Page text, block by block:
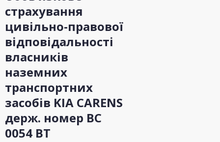
страхування
цивільно-правової
відповідальності
власників
наземних
транспортних
засобів KIA CARENS
держ. номер ВС
0054 ВТ